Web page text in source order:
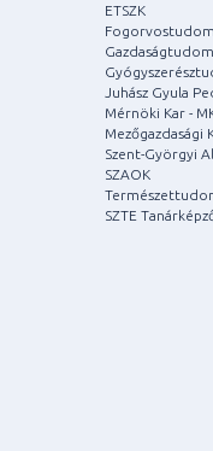
ETSZK
Juhász Gyula
Mérnöki Kar -
Mezőgazdasági
Szent-Györgyi
SZAOK
SZTE